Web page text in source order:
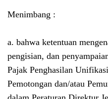
Menimbang :
a. bahwa ketentuan
pengisian, dan
Pajak Penghasilan
Pemotongan dan/atau